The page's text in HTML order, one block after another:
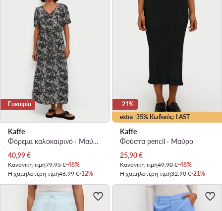
Ευκαιρία
Kaffe
Φόρεμα καλοκαιρινό · Μαύρο · Midi
Τρέχουσα τιμή
40,99€
Κανονική τιμή79,95 €-48%
Η χαμηλότερη τιμή46,99 €-12%
extra -35% Κωδικός: LAST
-21%
Kaffe
Φούστα pencil · Μαύρο
Τρέχουσα τιμή
25,90€
Κανονική τιμή49,90 €-48%
Η χαμηλότερη τιμή32,90 €-21%